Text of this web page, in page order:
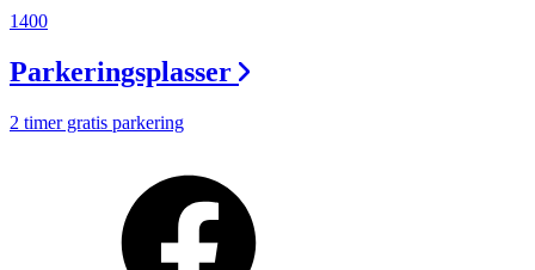
1400
Parkeringsplasser
2 timer gratis parkering